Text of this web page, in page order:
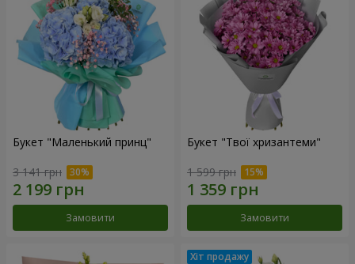
Букет "Маленький принц"
3 141 грн
Замовити
Букет "Твої хризантеми"
1 599 грн
Замовити